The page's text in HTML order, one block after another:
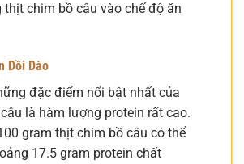
thịt chim bồ câu vào chế độ ăn
Dồi Dào
đặc điểm nổi bật nhất của
là hàm lượng protein rất cao.
gram thịt chim bồ câu có thể
17.5 gram protein chất